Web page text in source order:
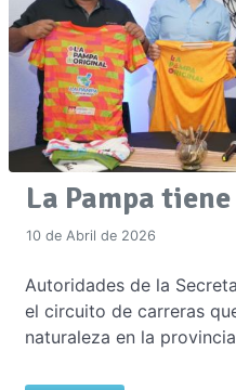
La Pampa
10 de Abril de 2026
Autoridades de la
el circuito de carreras
naturaleza en la